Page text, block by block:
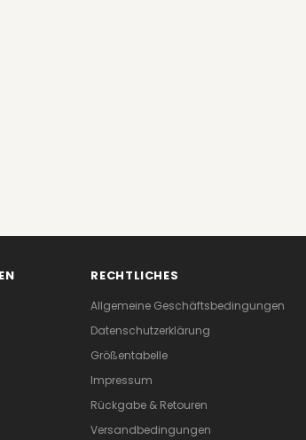
RECHTLICHES
Allgemeine Geschäftsbedingungen
Datenschutzerklärung
Größentabelle
Impressum
Rückgabe & Retouren
Versandbedingungen